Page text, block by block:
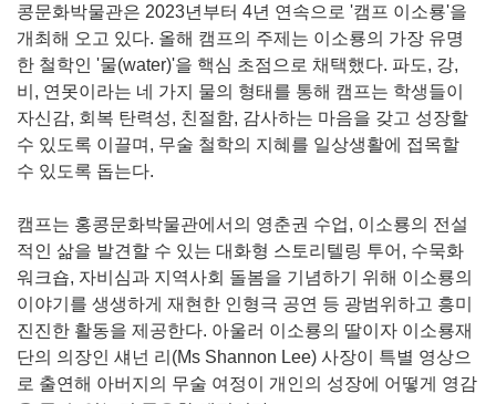
콩문화박물관은 2023년부터 4년 연속으로 '캠프 이소룡'을
개최해 오고 있다. 올해 캠프의 주제는 이소룡의 가장 유명
한 철학인 '물(water)'을 핵심 초점으로 채택했다. 파도, 강,
비, 연못이라는 네 가지 물의 형태를 통해 캠프는 학생들이
자신감, 회복 탄력성, 친절함, 감사하는 마음을 갖고 성장할
수 있도록 이끌며, 무술 철학의 지혜를 일상생활에 접목할
수 있도록 돕는다.
캠프는 홍콩문화박물관에서의 영춘권 수업, 이소룡의 전설
적인 삶을 발견할 수 있는 대화형 스토리텔링 투어, 수묵화
워크숍, 자비심과 지역사회 돌봄을 기념하기 위해 이소룡의
이야기를 생생하게 재현한 인형극 공연 등 광범위하고 흥미
진진한 활동을 제공한다. 아울러 이소룡의 딸이자 이소룡재
단의 의장인 섀넌 리(Ms Shannon Lee) 사장이 특별 영상으
로 출연해 아버지의 무술 여정이 개인의 성장에 어떻게 영감